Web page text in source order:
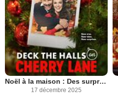
Noël à la maison : Des surprises en cadeau
17 décembre 2025